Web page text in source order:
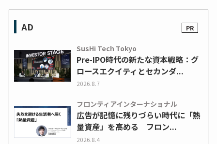
AD
SusHi Tech Tokyo
Pre-IPO時代の新たな資本戦略：グ
ロースエクイティとセカンダ...
2026.8.7
フロンティアインターナショナル
広告が記憶に残りづらい時代に「熱
量資産」を高める フロン...
2026.8.4